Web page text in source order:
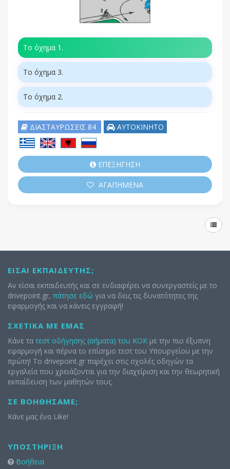
Το όχημα 1.
Το όχημα 3.
Το όχημα 2.
ΔΙΑΣΤΑΥΡΩΣΕΙΣ 84 ΑΥΤΟΚΙΝΗΤΟ
ΕΠΕΞΗΓΗΣΗ
ΑΓΑΠΗΜΕΝΑ
ΕΊΣΑΙ ΕΚΠΑΙΔΕΥΤΉΣ;
Αν είσαι εκπαιδευτής και σε ενδιαφέρει να συνεργαστείς με το
drivepoint.gr, πάτησε εδώ για να δεις τις δυνατότητες της
εφαρμογής και να κάνεις εγγραφή!
ΣΧΕΤΙΚΆ ΜΕ ΕΜΆΣ
Κάνε τα τεστ οδήγησης (σήματα) του ΚΟΚ με την πιο έξυπνη
εφαρμογή και πέρνα το επίσημο τεστ του Υπουργείου με την
πρώτη! Το drivepoint.gr παρέχει στις σχολές οδηγών τα
εργαλεία που χρειάζονται για την διαχείριση και την θεωρητική
εκπαίδευση των μαθητών τους.
ΣΕ ΒΟΗΘΉΣΑΜΕ;
Κάνε μας ένα Like!
ΥΠΟΣΤΉΡΙΞΗ
Βοήθεια